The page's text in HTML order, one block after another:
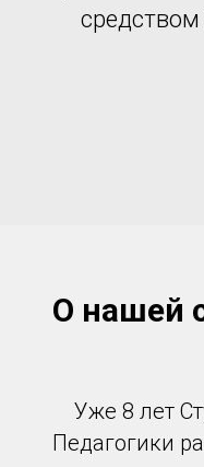
средством
О нашей
Уже 8 лет
Педагогики